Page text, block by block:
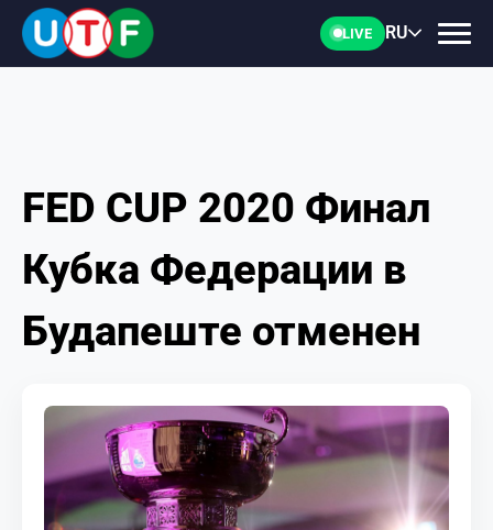
LIVE RU
ГЛАВНАЯ
ФТУ
НОВОСТИ
ПЕРСОНАЛИИ
МЕДИА
FED CUP 2020 Финал
Кубка Федерации в
Будапеште отменен